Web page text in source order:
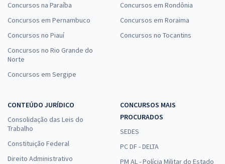
52,72
Economize R$ 158,16 (-20%)
Comprar
Avaliador Federal
R$52,72
Economize R$ 158,16 (-20%)
Concursos na Paraíba
Concursos em Pernambuco
Concursos no Piauí
Concursos no Rio Grande do
Norte
Concursos em Sergipe
Concursos em Rondônia
Concursos em Roraima
Concursos no Tocantins
CONTEÚDO JURÍDICO
Consolidação das Leis do
Trabalho
Constituição Federal
Direito Administrativo
CONCURSOS MAIS
PROCURADOS
SEDES
PC DF - DELTA
PM AL - Polícia Militar do Estado